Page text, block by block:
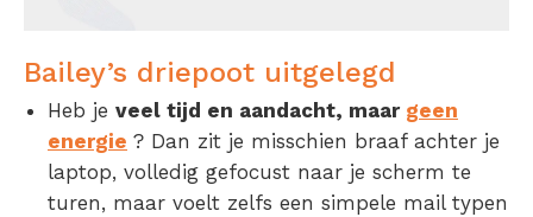
Bailey’s driepoot uitgelegd
Heb je veel tijd en aandacht, maar geen
energie ? Dan zit je misschien braaf achter je
laptop, volledig gefocust naar je scherm te
turen, maar voelt zelfs een simpele mail typen